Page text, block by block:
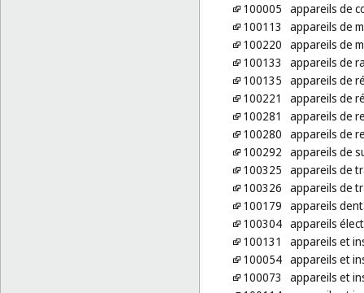
100005 appareils de
100113
appareils de
100220 appareils de
100133
appareils de
100135 appareils de
100221
appareils de
100281
appareils de
100280 appareils de
100292 appareils de
100325 appareils de
100326 appareils de
100179 appareils
100304 appareils
100131
appareils et
100054 appareils et
100073
appareils et